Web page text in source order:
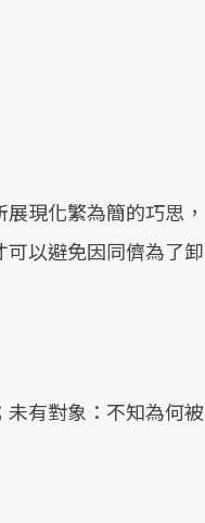
現化繁為簡的巧思，
以避免因同儕為了卸
有對象：不知為何被